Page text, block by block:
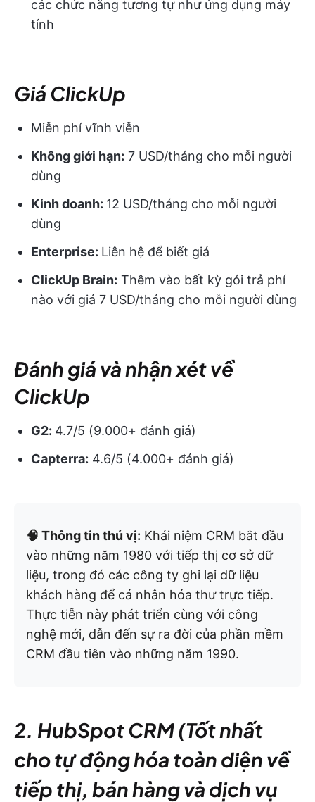
các chức năng tương tự như ứng dụng máy
tính
Giá ClickUp
Miễn phí vĩnh viễn
Không giới hạn: 7 USD/tháng cho mỗi người
dùng
Kinh doanh: 12 USD/tháng cho mỗi người
dùng
Enterprise: Liên hệ để biết giá
ClickUp Brain: Thêm vào bất kỳ gói trả phí
nào với giá 7 USD/tháng cho mỗi người dùng
Đánh giá và nhận xét về
ClickUp
G2: 4.7/5 (9.000+ đánh giá)
Capterra: 4.6/5 (4.000+ đánh giá)
🧠 Thông tin thú vị: Khái niệm CRM bắt đầu
vào những năm 1980 với tiếp thị cơ sở dữ
liệu, trong đó các công ty ghi lại dữ liệu
khách hàng để cá nhân hóa thư trực tiếp.
Thực tiễn này phát triển cùng với công
nghệ mới, dẫn đến sự ra đời của phần mềm
CRM đầu tiên vào những năm 1990.
2. HubSpot CRM (Tốt nhất
cho tự động hóa toàn diện về
tiếp thị, bán hàng và dịch vụ